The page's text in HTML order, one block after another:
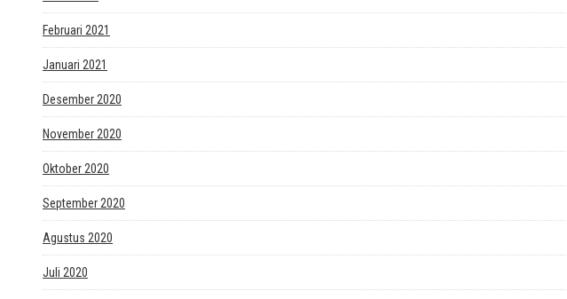
Februari 2021
Januari 2021
Desember 2020
November 2020
Oktober 2020
September 2020
Agustus 2020
Juli 2020